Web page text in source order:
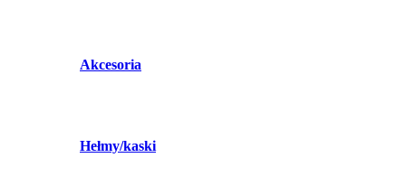
Akcesoria
Hełmy/kaski